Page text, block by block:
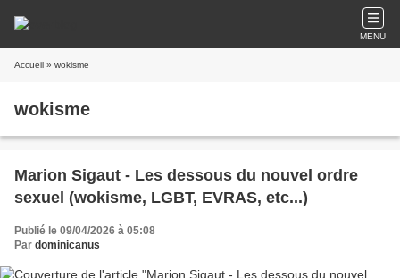
MENU
Accueil » wokisme
wokisme
Marion Sigaut - Les dessous du nouvel ordre
sexuel (wokisme, LGBT, EVRAS, etc...)
Publié le 09/04/2026 à 05:08
Par dominicanus